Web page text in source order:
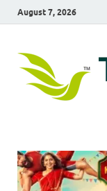
August 7, 2026